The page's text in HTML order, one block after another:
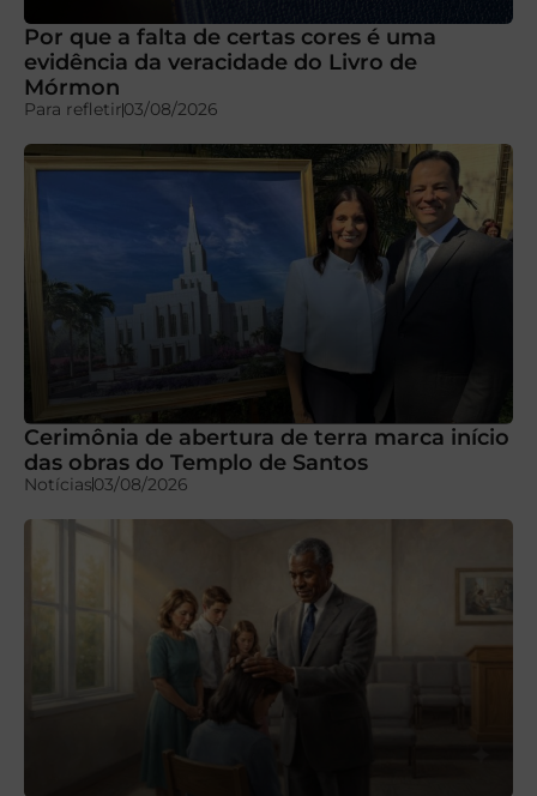
Por que a falta de certas cores é uma
evidência da veracidade do Livro de
Mórmon
Para refletir03/08/2026
Cerimônia de abertura de terra marca início
das obras do Templo de Santos
Notícias03/08/2026